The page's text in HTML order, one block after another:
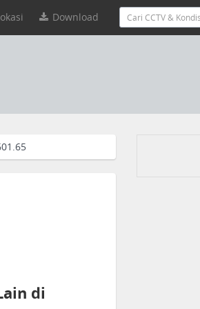
Download
di